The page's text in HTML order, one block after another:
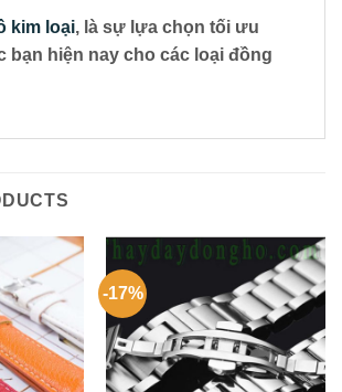
kim loại, là sự lựa chọn tối ưu
bạn hiện nay cho các loại đồng
-17%